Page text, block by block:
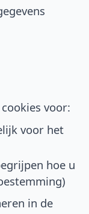
voor:
voor het
hoe u
in de